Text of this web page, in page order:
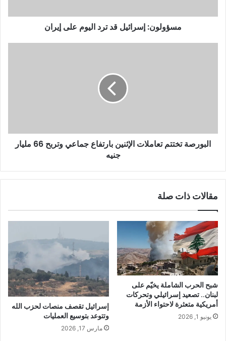
مسؤولون: إسرائيل قد ترد اليوم على إيران
البورصة تختتم تعاملات الإثنين بارتفاع جماعي وتربح 66 مليار
جنيه
مقالات ذات صلة
شبح الحرب الشاملة يخيّم على
لبنان.. تصعيد إسرائيلي وتحركات
أمريكية متعثرة لاحتواء الأزمة
يونيو 1, 2026
إسرائيل تقصف منصات لحزب الله
وتتوعد بتوسيع العمليات
مارس 17, 2026